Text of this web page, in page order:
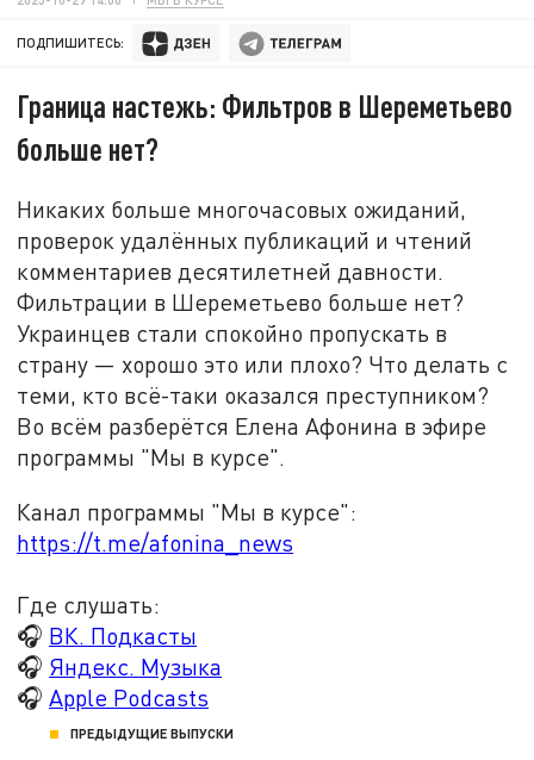
ПОДПИШИТЕСЬ:
Граница настежь: Фильтров в Шереметьево
больше нет?
Никаких больше многочасовых ожиданий,
проверок удалённых публикаций и чтений
комментариев десятилетней давности.
Фильтрации в Шереметьево больше нет?
Украинцев стали спокойно пропускать в
страну — хорошо это или плохо? Что делать с
теми, кто всё-таки оказался преступником?
Во всём разберётся Елена Афонина в эфире
программы "Мы в курсе".
Канал программы "Мы в курсе":
https://t.me/afonina_news
Где слушать:
🎧 ВК. Подкасты
🎧 Яндекс. Музыка
🎧 Apple Podcasts
ПРЕДЫДУЩИЕ ВЫПУСКИ